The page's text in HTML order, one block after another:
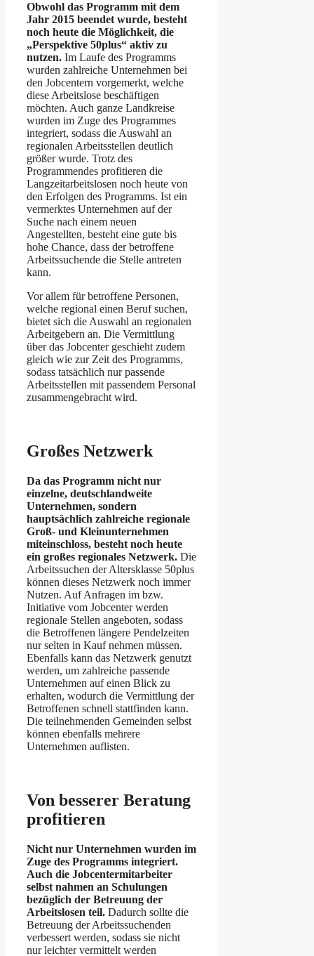
Obwohl das Programm mit dem
Jahr 2015 beendet wurde, besteht
noch heute die Möglichkeit, die
„Perspektive 50plus“ aktiv zu
nutzen. Im Laufe des Programms
wurden zahlreiche Unternehmen bei
den Jobcentern vorgemerkt, welche
diese Arbeitslose beschäftigen
möchten. Auch ganze Landkreise
wurden im Zuge des Programmes
integriert, sodass die Auswahl an
regionalen Arbeitsstellen deutlich
größer wurde. Trotz des
Programmendes profitieren die
Langzeitarbeitslosen noch heute von
den Erfolgen des Programms. Ist ein
vermerktes Unternehmen auf der
Suche nach einem neuen
Angestellten, besteht eine gute bis
hohe Chance, dass der betroffene
Arbeitssuchende die Stelle antreten
kann.
Vor allem für betroffene Personen,
welche regional einen Beruf suchen,
bietet sich die Auswahl an regionalen
Arbeitgebern an. Die Vermittlung
über das Jobcenter geschieht zudem
gleich wie zur Zeit des Programms,
sodass tatsächlich nur passende
Arbeitsstellen mit passendem Personal
zusammengebracht wird.
Großes Netzwerk
Da das Programm nicht nur
einzelne, deutschlandweite
Unternehmen, sondern
hauptsächlich zahlreiche regionale
Groß- und Kleinunternehmen
miteinschloss, besteht noch heute
ein großes regionales Netzwerk. Die
Arbeitssuchen der Altersklasse 50plus
können dieses Netzwerk noch immer
Nutzen. Auf Anfragen im bzw.
Initiative vom Jobcenter werden
regionale Stellen angeboten, sodass
die Betroffenen längere Pendelzeiten
nur selten in Kauf nehmen müssen.
Ebenfalls kann das Netzwerk genutzt
werden, um zahlreiche passende
Unternehmen auf einen Blick zu
erhalten, wodurch die Vermittlung der
Betroffenen schnell stattfinden kann.
Die teilnehmenden Gemeinden selbst
können ebenfalls mehrere
Unternehmen auflisten.
Von besserer Beratung
profitieren
Nicht nur Unternehmen wurden im
Zuge des Programms integriert.
Auch die Jobcentermitarbeiter
selbst nahmen an Schulungen
bezüglich der Betreuung der
Arbeitslosen teil. Dadurch sollte die
Betreuung der Arbeitssuchenden
verbessert werden, sodass sie nicht
nur leichter vermittelt werden